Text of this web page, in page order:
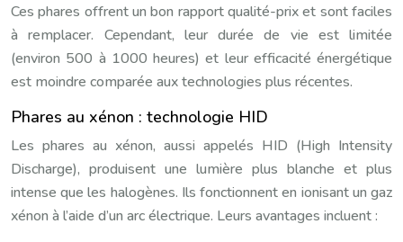
Ces phares offrent un bon rapport qualité-prix et sont faciles
à remplacer. Cependant, leur durée de vie est limitée
(environ 500 à 1000 heures) et leur efficacité énergétique
est moindre comparée aux technologies plus récentes.
Phares au xénon : technologie HID
Les phares au xénon, aussi appelés HID (High Intensity
Discharge), produisent une lumière plus blanche et plus
intense que les halogènes. Ils fonctionnent en ionisant un gaz
xénon à l’aide d’un arc électrique. Leurs avantages incluent :